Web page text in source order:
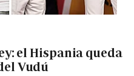
el Hispania queda
Vudú